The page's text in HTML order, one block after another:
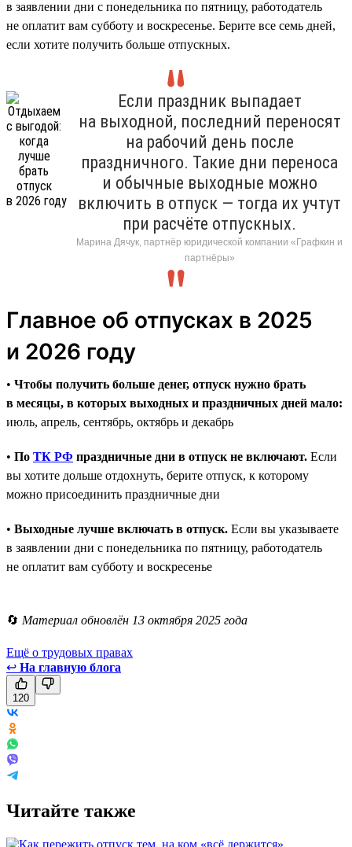
в заявлении дни с понедельника по пятницу, работодатель
не оплатит вам субботу и воскресенье. Берите все семь дней,
если хотите получить больше отпускных.
Если праздник выпадает
на выходной, последний переносят
на рабочий день после
праздничного. Такие дни переноса
и обычные выходные можно
включить в отпуск — тогда их учтут
при расчёте отпускных.
Марина Дячук, партнёр юридической компании «Графкин и
партнёры»
Главное об отпусках в 2025
и 2026 году
• Чтобы получить больше денег, отпуск нужно брать
в месяцы, в которых выходных и праздничных дней мало:
июль, апрель, сентябрь, октябрь и декабрь
• По ТК РФ праздничные дни в отпуск не включают. Если
вы хотите дольше отдохнуть, берите отпуск, к которому
можно присоединить праздничные дни
• Выходные лучше включать в отпуск. Если вы указываете
в заявлении дни с понедельника по пятницу, работодатель
не оплатит вам субботу и воскресенье
🔄 Материал обновлён 13 октября 2025 года
Ещё о трудовых правах
↩ На главную блога
120
Читайте также